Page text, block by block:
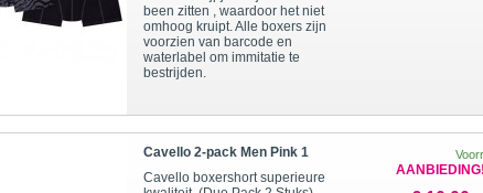
been zitten , waardoor het niet
omhoog kruipt. Alle boxers zijn
voorzien van barcode en
waterlabel om immitatie te
bestrijden.
Cavello 2-pack Men Pink 1
Cavello boxershort superieure
AANBIEDING!